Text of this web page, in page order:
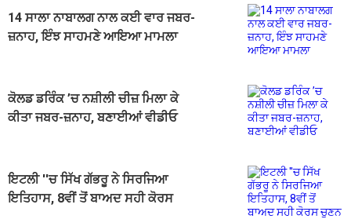
14 ਸਾਲਾ ਨਾਬਾਲਗ ਨਾਲ ਕਈ ਵਾਰ ਜਬਰ-
ਜ਼ਨਾਹ, ਇੰਝ ਸਾਹਮਣੇ ਆਇਆ ਮਾਮਲਾ
ਕੋਲਡ ਡਰਿੰਕ ’ਚ ਨਸ਼ੀਲੀ ਚੀਜ਼ ਮਿਲਾ ਕੇ
ਕੀਤਾ ਜਬਰ-ਜ਼ਨਾਹ, ਬਣਾਈਆਂ ਵੀਡੀਓ
ਇਟਲੀ ''ਚ ਸਿੱਖ ਗੱਭਰੂ ਨੇ ਸਿਰਜਿਆ
ਇਤਿਹਾਸ, 8ਵੀਂ ਤੋਂ ਬਾਅਦ ਸਹੀ ਕੋਰਸ